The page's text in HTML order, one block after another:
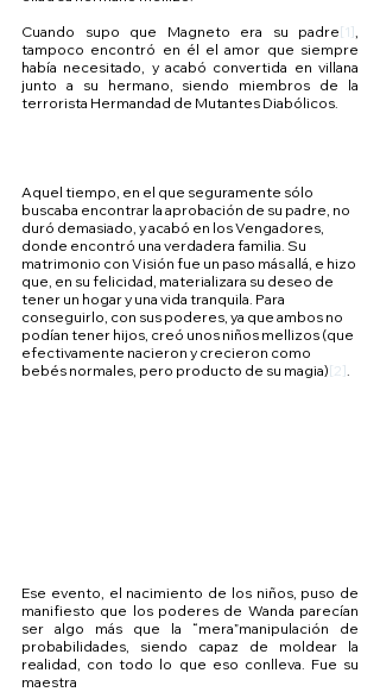
Cuando supo que Magneto era su padre[1]
tampoco encontró en él el amor que siempre
había necesitado, y acabó convertida en villana
junto a su hermano, siendo miembros de la
terrorista Hermandad de Mutantes Diabólicos.
Aquel tiempo, en el que seguramente sólo
buscaba encontrar la aprobación de su padre, no
duró demasiado, y acabó en los Vengadores,
donde encontró una verdadera familia. Su
matrimonio con Visión fue un paso más allá, e hizo
que, en su felicidad, materializara su deseo de
tener un hogar y una vida tranquila. Para
conseguirlo, con sus poderes, ya que ambos no
podían tener hijos, creó unos niños mellizos (que
efectivamente nacieron y crecieron como
bebés normales, pero producto de su magia)[2]
Ese evento, el nacimiento de los niños, puso de
manifiesto que los poderes de Wanda parecían
ser algo más que la “mera”manipulación de
probabilidades, siendo capaz de moldear la
realidad, con todo lo que eso conlleva. Fue su
maestra